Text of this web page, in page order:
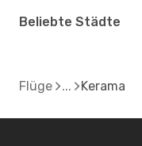
Beliebte Städte
Flüge Kerama